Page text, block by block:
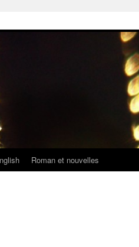
Roman et nouvelles